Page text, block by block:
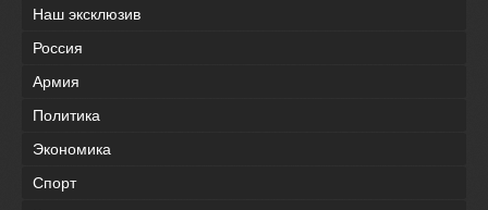
Наш эксклюзив
Россия
Армия
Политика
Экономика
Спорт